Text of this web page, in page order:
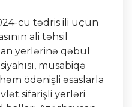
cü tədris ili üçün
ali təhsil
yerlərinə qəbul
müsabiqə
ödənişli əsaslarla
sifarişli yerləri